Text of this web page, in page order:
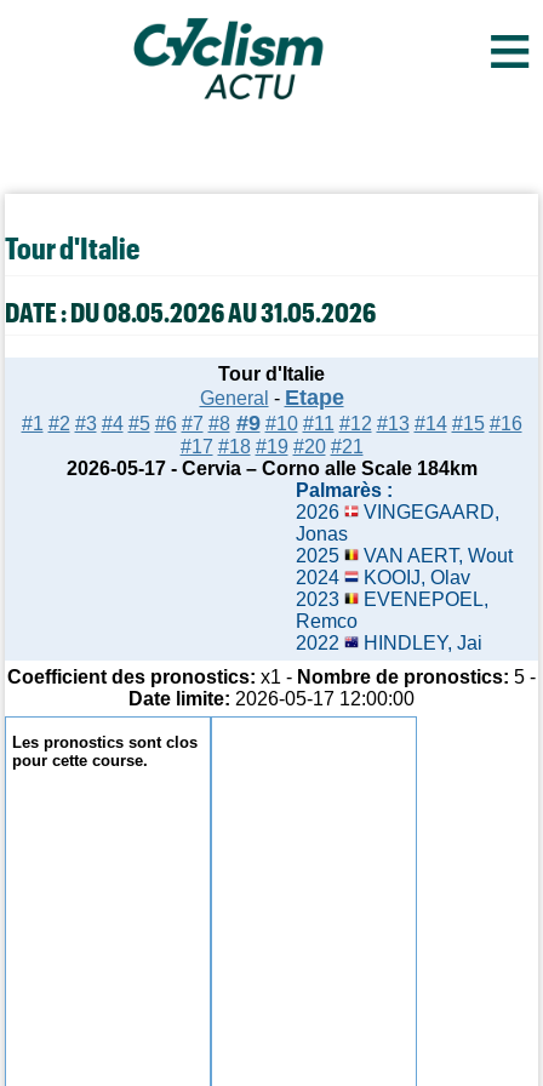
≡
Tour d'Italie
DATE : DU 08.05.2026 AU 31.05.2026
Tour d'Italie
General - Etape
#1 #2 #3 #4 #5 #6 #7 #8 #9 #10 #11 #12 #13 #14 #15 #16
#17 #18 #19 #20 #21
2026-05-17 - Cervia – Corno alle Scale 184km
Palmarès :
2026
VINGEGAARD,
Jonas
2025
VAN AERT, Wout
2024
KOOIJ, Olav
2023
EVENEPOEL,
Remco
2022
HINDLEY, Jai
Coefficient des pronostics: x1 - Nombre de pronostics: 5 -
Date limite: 2026-05-17 12:00:00
Les pronostics sont clos
pour cette course.